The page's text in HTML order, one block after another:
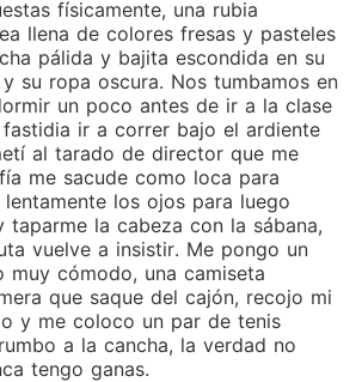
físicamente, una rubia
llena de colores fresas y pasteles
pálida y bajita escondida en su
su ropa oscura. Nos tumbamos en
un poco antes de ir a la clase
ir a correr bajo el ardiente
al tarado de director que me
me sacude como loca para
los ojos para luego
taparme la cabeza con la sábana,
vuelve a insistir. Me pongo un
muy cómodo, una camiseta
que saque del cajón, recojo mi
y me coloco un par de tenis
a la cancha, la verdad no
tengo ganas.